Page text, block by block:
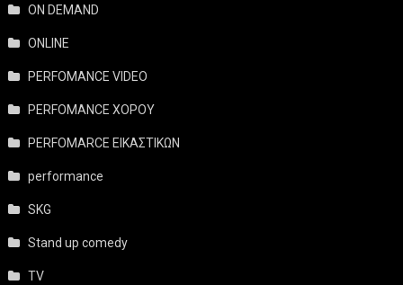
ON DEMAND
ONLINE
PERFOMANCE VIDEO
PERFOMANCE ΧΟΡΟΥ
PERFOMARCE ΕΙΚΑΣΤΙΚΩΝ
performance
SKG
Stand up comedy
TV